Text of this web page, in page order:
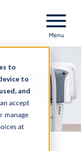
to
to
and
accept
manage
at
Menu